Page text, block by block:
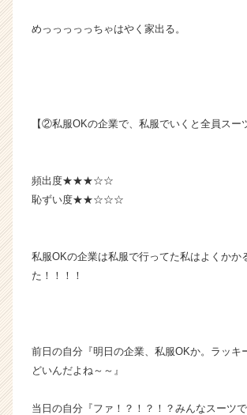
めっっっっっちゃはやく家出る。
【②私服OKの企業で、私服でいくと全員スー
頻出度★★★☆☆
恥ずい度★★☆☆☆
私服OKの企業は私服で行ってた私はよくかか
た！！！！
前日の自分『明日の企業、私服OKか。ラッキ
どいんだよね～～』
当日の自分『ファ！？！？！？みんなスーツ